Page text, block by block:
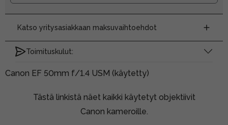
Katso yritysasiakkaan maksuvaihtoehdot
Toimituskulut:
Canon EF 50mm f/1.4 USM (käytetty)
Tästä linkistä näet kaikki käytetyt objektiivit
Canon kameroille.